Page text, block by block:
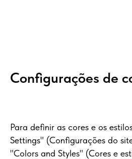
Configurações de
Para definir as cores e os
Settings" (Configurações do
"Colors and Styles" (Cores e